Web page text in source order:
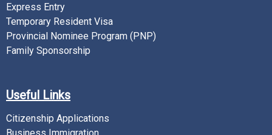
Express Entry
Temporary Resident Visa
Provincial Nominee Program (PNP)
Family Sponsorship
Useful Links
Citizenship Applications
Business Immigration